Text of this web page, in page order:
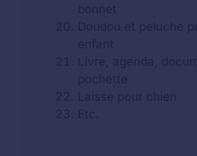
bonnet
Doudou et peluche
enfant
Livre, agenda,
pochette
Laisse pour chien
Etc.